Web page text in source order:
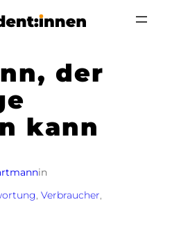
der
kann
in
, Verbraucher